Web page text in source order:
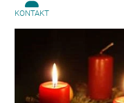
KONTAKT